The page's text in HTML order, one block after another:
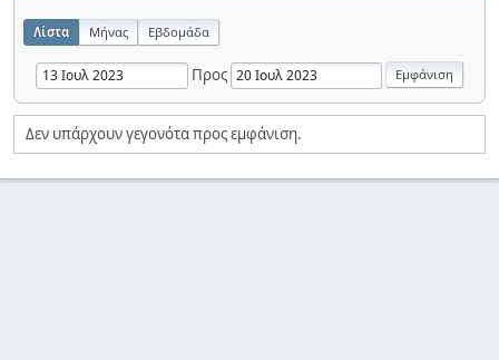
Λίστα Μήνας Εβδομάδα
Προς
Δεν υπάρχουν γεγονότα προς εμφάνιση.